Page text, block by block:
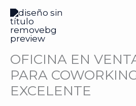
contenido
OFICINA EN
PARA
EXCELENTE